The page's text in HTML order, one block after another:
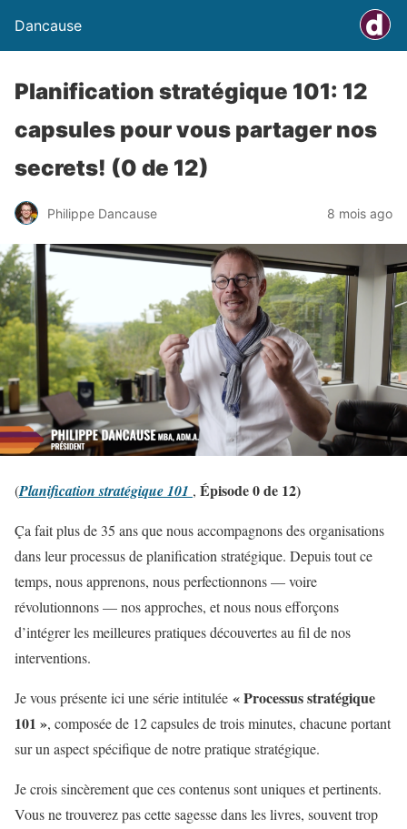
Dancause
Planification stratégique 101: 12
capsules pour vous partager nos
secrets! (0 de 12)
Philippe Dancause 8 mois ago
(Planification stratégique 101 , Épisode 0 de 12)
Ça fait plus de 35 ans que nous accompagnons des organisations
dans leur processus de planification stratégique. Depuis tout ce
temps, nous apprenons, nous perfectionnons — voire
révolutionnons — nos approches, et nous nous efforçons
d’intégrer les meilleures pratiques découvertes au fil de nos
interventions.
Je vous présente ici une série intitulée « Processus stratégique
101 », composée de 12 capsules de trois minutes, chacune portant
sur un aspect spécifique de notre pratique stratégique.
Je crois sincèrement que ces contenus sont uniques et pertinents.
Vous ne trouverez pas cette sagesse dans les livres, souvent trop